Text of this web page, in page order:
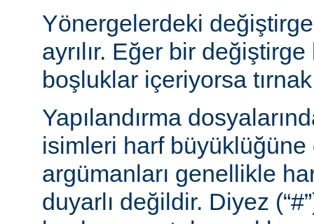
Yönergelerdeki
ayrılır. Eğer bir
boşluklar içeriyorsa tırnak
Yapılandırma
isimleri harf büyüklüğüne
argümanları genellikle
duyarlı değildir. Diyez